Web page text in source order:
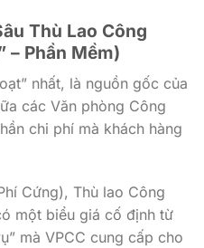
Thù Lao Công
– Phần Mềm)
nhất, là nguồn gốc của
các Văn phòng Công
chi phí mà khách hàng
Cứng), Thù lao Công
một biểu giá cố định từ
mà VPCC cung cấp cho